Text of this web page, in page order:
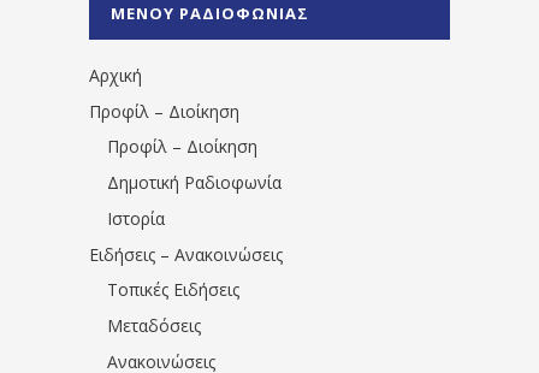
1531194763766854/" artist="" ]
ΜΕΝΟΥ ΡΑΔΙΟΦΩΝΙΑΣ
Αρχική
Προφίλ – Διοίκηση
Προφίλ – Διοίκηση
Δημοτική Ραδιοφωνία
Ιστορία
Ειδήσεις – Ανακοινώσεις
Τοπικές Ειδήσεις
Μεταδόσεις
Ανακοινώσεις